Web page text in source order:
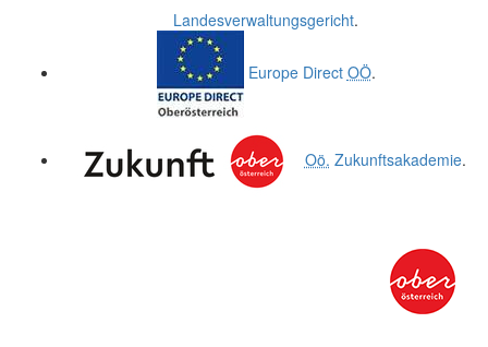
Landesverwaltungsgericht.
Europe Direct OÖ.
Oö. Zukunftsakademie.